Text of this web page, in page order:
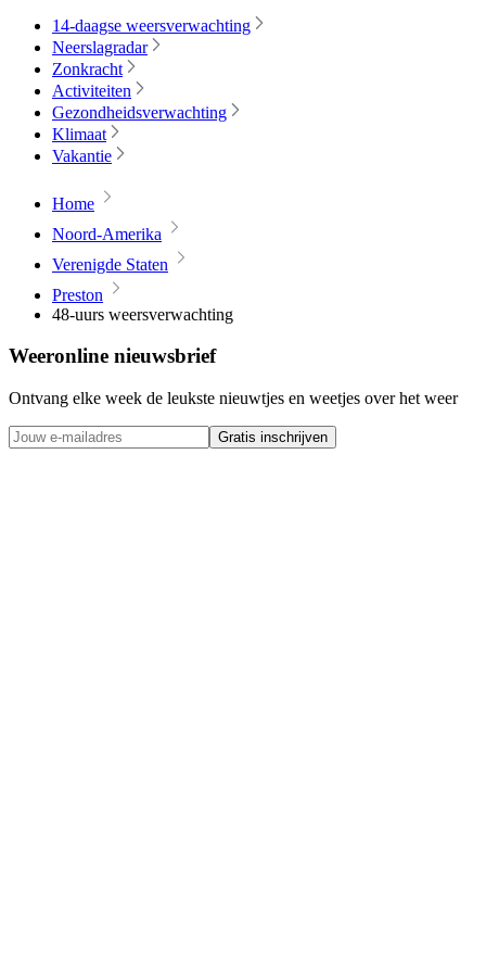
14-daagse weersverwachting
Neerslagradar
Zonkracht
Activiteiten
Gezondheidsverwachting
Klimaat
Vakantie
Home
Noord-Amerika
Verenigde Staten
Preston
48-uurs weersverwachting
Weeronline nieuwsbrief
Ontvang elke week de leukste nieuwtjes en weetjes over het weer
Gratis inschrijven